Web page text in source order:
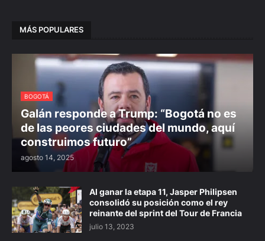
MÁS POPULARES
BOGOTÁ
Galán responde a Trump: “Bogotá no es
de las peores ciudades del mundo, aquí
construimos futuro”
agosto 14, 2025
Al ganar la etapa 11, Jasper Philipsen
consolidó su posición como el rey
reinante del sprint del Tour de Francia
julio 13, 2023